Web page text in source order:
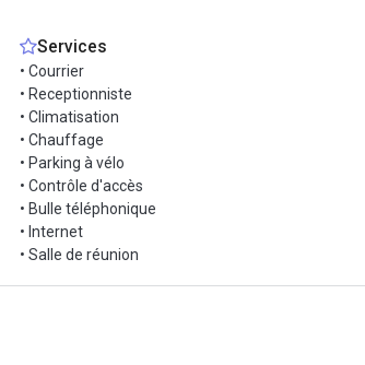
(hors affranchissement)
votre réseau et vos compétences :
lignes disponibles (RER A et D, métros 1 et 14,
pour organiser une visite !
Services
• Courrier
• Receptionniste
• Climatisation
• Chauffage
• Parking à vélo
• Contrôle d'accès
• Bulle téléphonique
• Internet
• Salle de réunion